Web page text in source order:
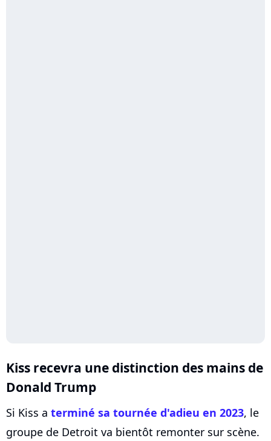
Kiss recevra une distinction des mains de
Donald Trump
Si Kiss a terminé sa tournée d'adieu en 2023, le
groupe de Detroit va bientôt remonter sur scène.